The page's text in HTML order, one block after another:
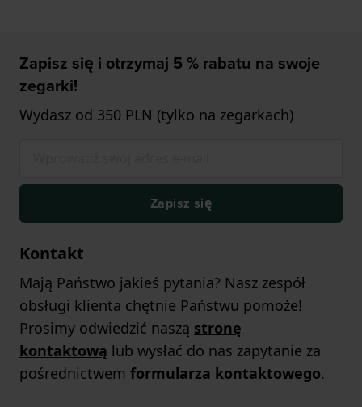
Zapisz się i otrzymaj 5 % rabatu na swoje
zegarki!
Wydasz od 350 PLN (tylko na zegarkach)
Zapisz się
Kontakt
Mają Państwo jakieś pytania? Nasz zespół
obsługi klienta chętnie Państwu pomoże!
Prosimy odwiedzić naszą stronę
kontaktową lub wysłać do nas zapytanie za
pośrednictwem formularza kontaktowego.